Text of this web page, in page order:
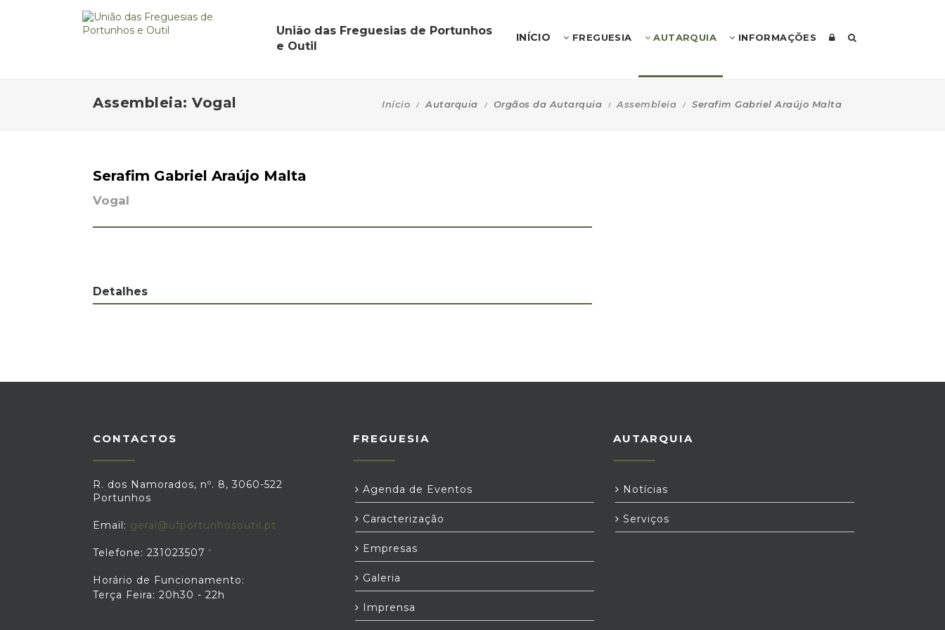
União das Freguesias de Portunhos
e Outil
INÍCIO FREGUESIA AUTARQUIA INFORMAÇÕES
Assembleia: Vogal Início Autarquia Orgãos da Autarquia Assembleia Serafim Gabriel Araújo Malta
Serafim Gabriel Araújo Malta
Vogal
Detalhes
CONTACTOS
R. dos Namorados, nº. 8, 3060-522
Portunhos
Email: geral@ufportunhosoutil.pt
Telefone: 231023507
Horário de Funcionamento:
Terça Feira: 20h30 - 22h
FREGUESIA
Agenda de Eventos
Caracterização
Empresas
Galeria
Imprensa
AUTARQUIA
Notícias
Serviços